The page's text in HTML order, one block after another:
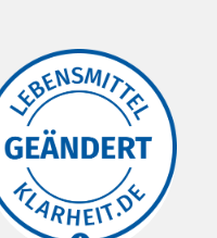
Aufgrund
eines
Gerichtsurteils hat die
Firma die kritisierten
Aussagen/Bilder
verändert.